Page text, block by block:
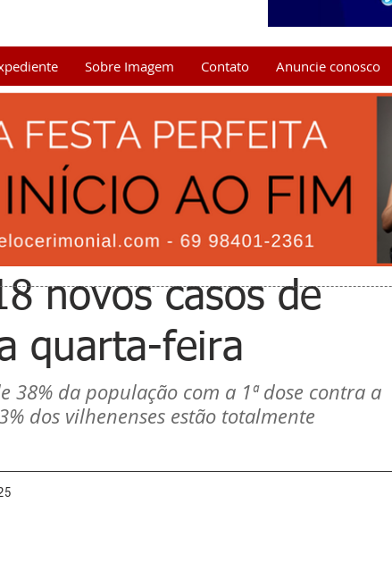
Sobre Imagem Contato Anuncie conosco
novos casos de
quarta-feira
38% da população com a 1ª dose contra a
dos vilhenenses estão totalmente